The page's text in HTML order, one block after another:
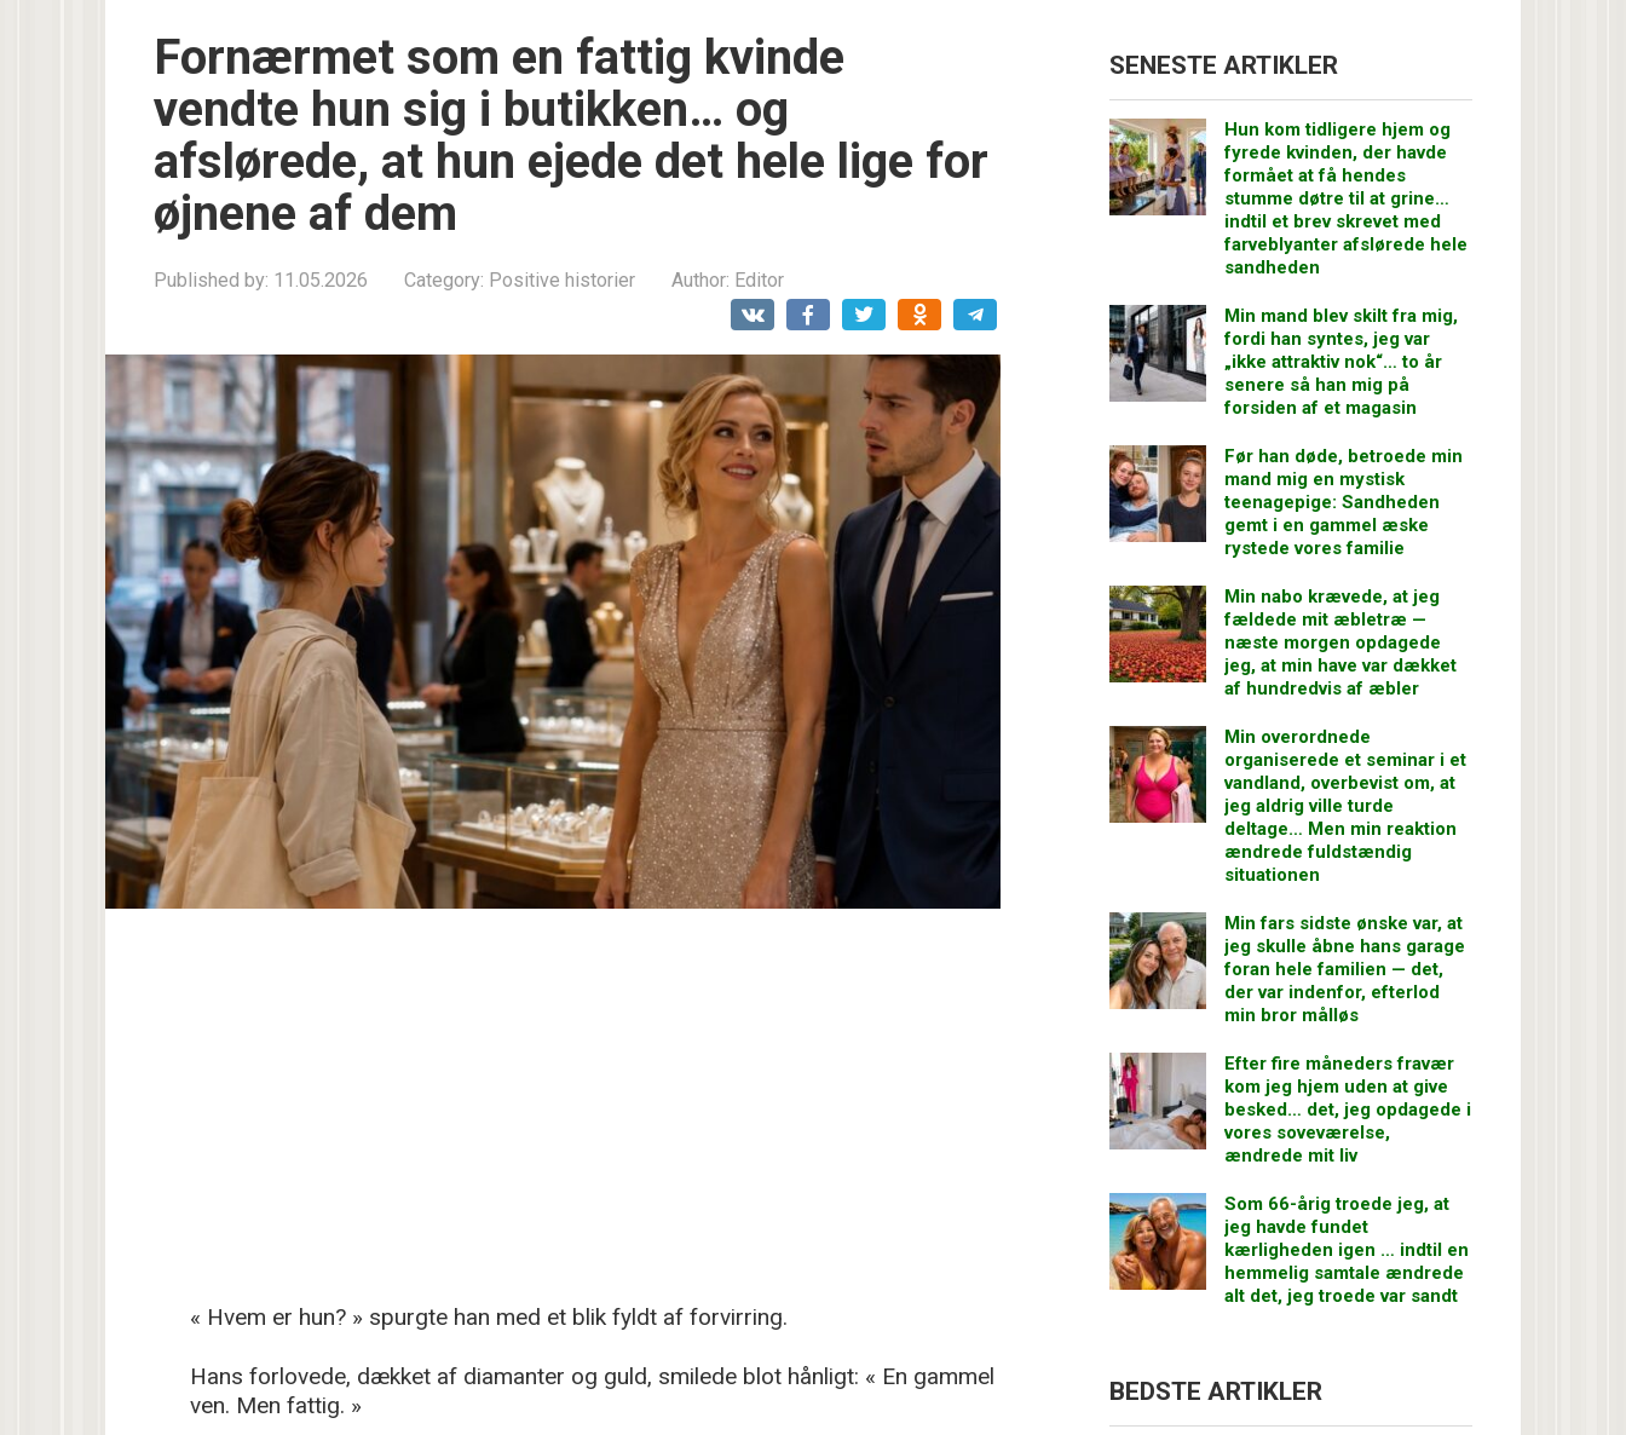
Fornærmet som en fattig kvinde
vendte hun sig i butikken… og
afslørede, at hun ejede det hele lige for
øjnene af dem
Published by: 11.05.2026 Category: Positive historier Author: Editor
« Hvem er hun? » spurgte han med et blik fyldt af forvirring.
Hans forlovede, dækket af diamanter og guld, smilede blot hånligt: « En gammel
ven. Men fattig. »
SENESTE ARTIKLER
Hun kom tidligere hjem og
fyrede kvinden, der havde
formået at få hendes
stumme døtre til at grine…
indtil et brev skrevet med
farveblyanter afslørede hele
sandheden
Min mand blev skilt fra mig,
fordi han syntes, jeg var
„ikke attraktiv nok“… to år
senere så han mig på
forsiden af et magasin
Før han døde, betroede min
mand mig en mystisk
teenagepige: Sandheden
gemt i en gammel æske
rystede vores familie
Min nabo krævede, at jeg
fældede mit æbletræ —
næste morgen opdagede
jeg, at min have var dækket
af hundredvis af æbler
Min overordnede
organiserede et seminar i et
vandland, overbevist om, at
jeg aldrig ville turde
deltage… Men min reaktion
ændrede fuldstændig
situationen
Min fars sidste ønske var, at
jeg skulle åbne hans garage
foran hele familien — det,
der var indenfor, efterlod
min bror målløs
Efter fire måneders fravær
kom jeg hjem uden at give
besked… det, jeg opdagede i
vores soveværelse,
ændrede mit liv
Som 66-årig troede jeg, at
jeg havde fundet
kærligheden igen … indtil en
hemmelig samtale ændrede
alt det, jeg troede var sandt
BEDSTE ARTIKLER